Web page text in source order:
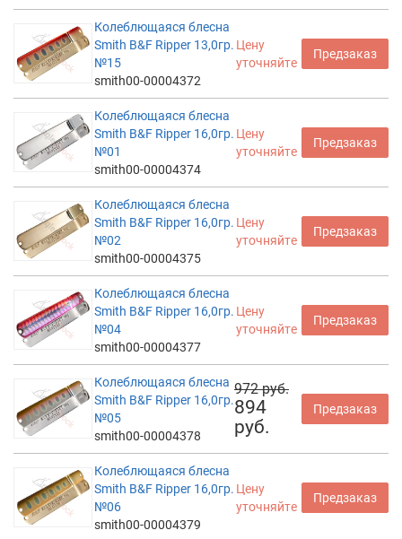
Колеблющаяся блесна
Smith B&F Ripper 13,0гр.
№15
smith00-00004372
Цену
уточняйте
Предзаказ
Колеблющаяся блесна
Smith B&F Ripper 16,0гр.
№01
smith00-00004374
Цену
уточняйте
Предзаказ
Колеблющаяся блесна
Smith B&F Ripper 16,0гр.
№02
smith00-00004375
Цену
уточняйте
Предзаказ
Колеблющаяся блесна
Smith B&F Ripper 16,0гр.
№04
smith00-00004377
Цену
уточняйте
Предзаказ
Колеблющаяся блесна
Smith B&F Ripper 16,0гр.
№05
smith00-00004378
972 руб.
894
руб.
Предзаказ
Колеблющаяся блесна
Smith B&F Ripper 16,0гр.
№06
smith00-00004379
Цену
уточняйте
Предзаказ